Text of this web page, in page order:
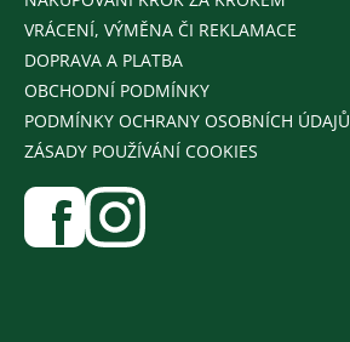
VRÁCENÍ, VÝMĚNA ČI REKLAMACE
DOPRAVA A PLATBA
OBCHODNÍ PODMÍNKY
PODMÍNKY OCHRANY OSOBNÍCH ÚDAJŮ
ZÁSADY POUŽÍVÁNÍ COOKIES